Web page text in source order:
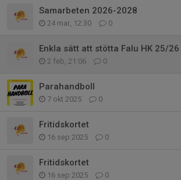
Samarbeten 2026-2028
24 mar, 12:30 0
Enkla sätt att stötta Falu HK 25/26
2 feb, 21:06 0
Parahandboll
7 okt 2025 0
Fritidskortet
16 sep 2025 0
Fritidskortet
16 sep 2025 0